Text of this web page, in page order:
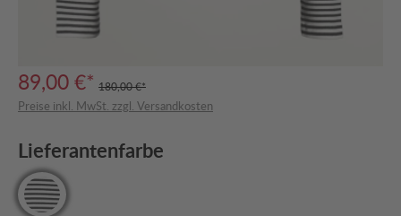
89,00 €* 180,00 €*
Preise inkl. MwSt. zzgl. Versandkosten
Lieferantenfarbe